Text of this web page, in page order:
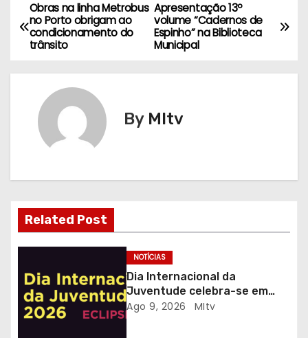
N
a
v
ã
o
d
e
Apresentação 13º
volume “Cadernos de
Espinho” na Biblioteca
Municipal
Obras na linha Metrobus
no Porto obrigam ao
condicionamento do
trânsito
By MItv
Related Post
NOTÍCIAS
Dia Internacional da
Juventude celebra-se em
Gaia com desporto, música e
Ago 9, 2026 MItv